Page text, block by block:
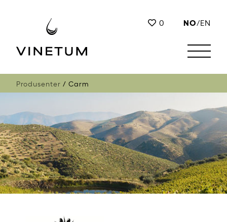
0 NO/EN
Produsenter Carm